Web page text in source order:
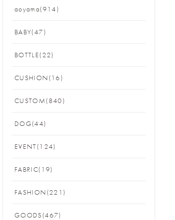
aoyama(914)
BABY(47)
BOTTLE(22)
CUSHION(16)
CUSTOM(840)
DOG(44)
EVENT(124)
FABRIC(19)
FASHION(221)
GOODS(467)